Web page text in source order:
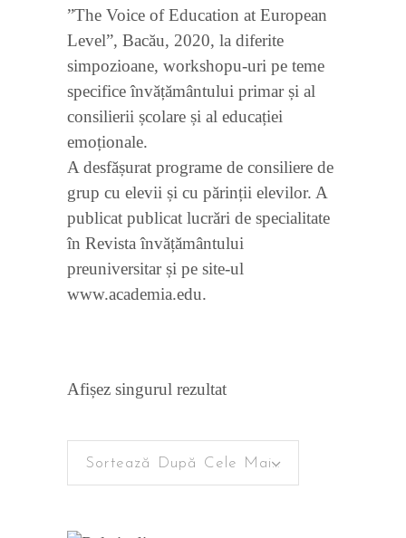
”The Voice of Education at European
Level”, Bacău, 2020, la diferite
simpozioane, workshopu-uri pe teme
specifice învățământului primar și al
consilierii școlare și al educației
emoționale.
A desfășurat programe de consiliere de
grup cu elevii și cu părinții elevilor. A
publicat publicat lucrări de specialitate
în Revista învățământului
preuniversitar și pe site-ul
www.academia.edu.
Afișez singurul rezultat
Sortează După Cele Mai Recente